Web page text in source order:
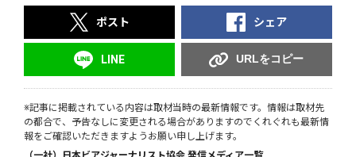
ポスト シェア
LINE URLをコピー
※記事に掲載されている内容は取材当時の最新情報です。情報は取材先
の都合で、予告なしに変更される場合がありますのでくれぐれも最新情
報をご確認いただきますようお願い申し上げます。